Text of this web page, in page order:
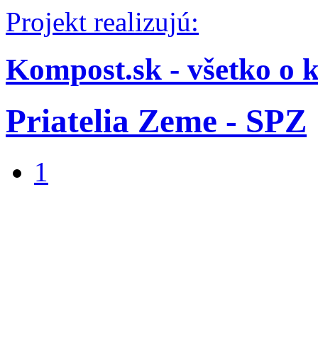
Projekt realizujú:
Kompost.sk - všetko o
Priatelia Zeme - SPZ
1